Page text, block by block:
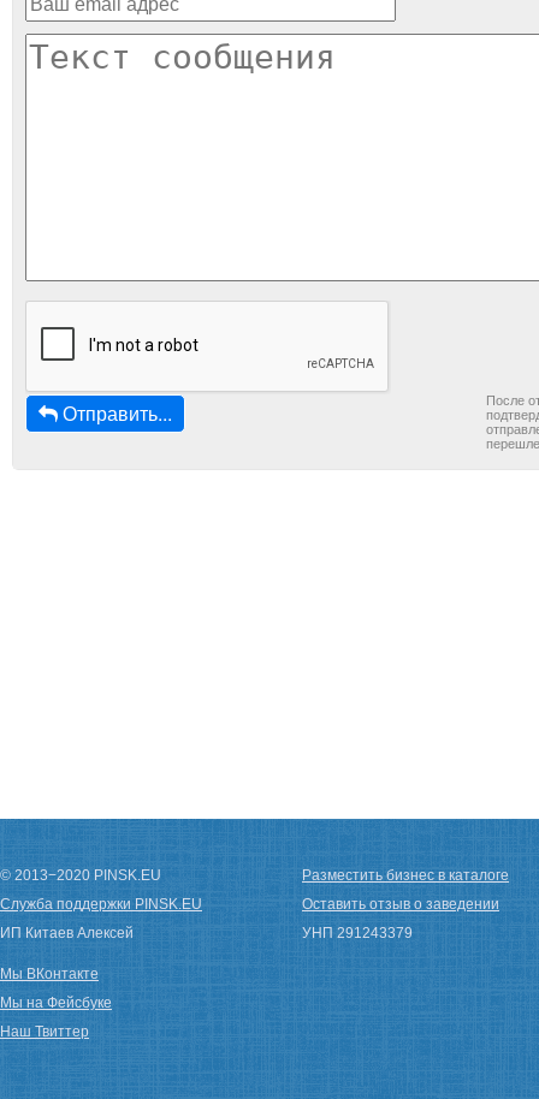
Отправить...
После
© 2013−2020 PINSK.EU
Служба поддержки PINSK.EU
ИП Китаев Алексей
Разместить бизнес в каталоге
Оставить отзыв о заведении
УНП 291243379
Мы ВКонтакте
Мы на Фейсбуке
Наш Твиттер